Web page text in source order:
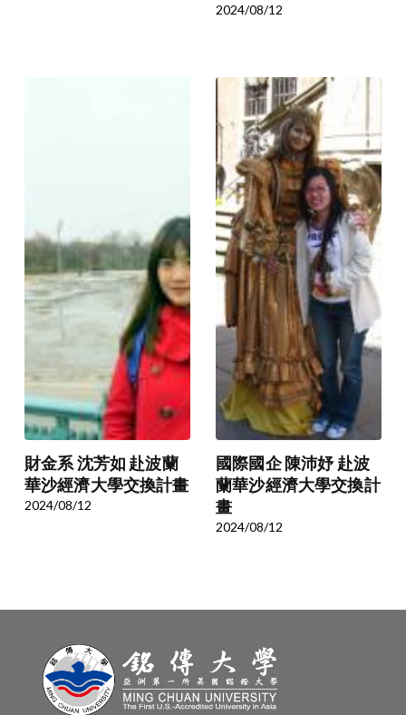
2024/08/12
財金系 沈芳如 赴波蘭
華沙經濟大學交換計畫
2024/08/12
國際國企 陳沛妤 赴波
蘭華沙經濟大學交換計
畫
2024/08/12